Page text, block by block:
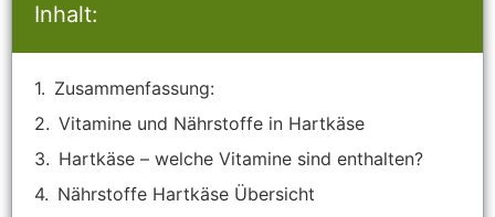
Inhalt:
Zusammenfassung:
Vitamine und Nährstoffe in Hartkäse
Hartkäse – welche Vitamine sind enthalten?
Nährstoffe Hartkäse Übersicht